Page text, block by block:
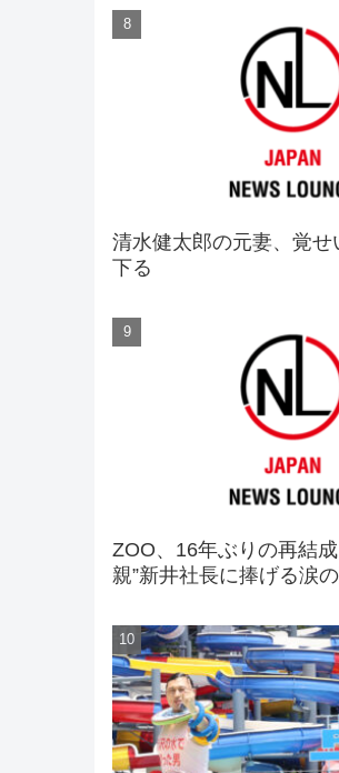
清水健太郎の元妻、覚
下る
ZOO、16年ぶりの再結
親”新井社長に捧げる涙